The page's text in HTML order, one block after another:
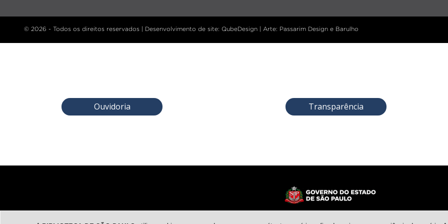
© 2026 - Todos os direitos reservados | Desenvolvimento de site: QubeDesign | Arte: Passarim Design e Barulho
Ouvidoria Transparência